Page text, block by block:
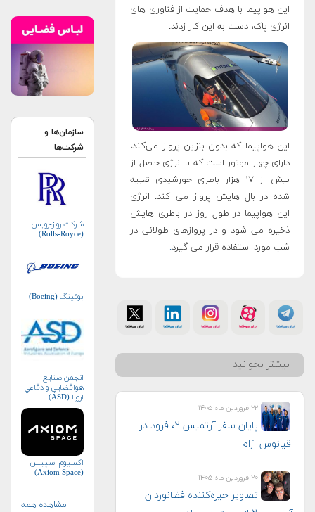
این هواپیما با هدف حمایت از فناوری های
انرژی پاک، دست به این کار زدند.
این هواپیما که بدون بنزین پرواز می‌کند،
دارای چهار موتور است که با انرژی حاصل از
بیش از ۱۷ هزار باطری خورشیدی تعبیه
شده در بال هایش پرواز می کند. انرژی
این هواپیما در طول روز در باطری هایش
ذخیره می شود و در پروازهای طولانی در
شب مورد استفاده قرار می گیرد.
بیشتر بخوانید
۲۲ فروردین ماه ۱۴۰۵
پایان سفر آرتمیس ۲، فرود در
اقیانوس آرام
۲۰ فروردین ماه ۱۴۰۵
تصاویر خیره‌کننده فضانوردان
سازمان‌ها و
شرکت‌ها
شرکت رولز-رویس
(Rolls-Royce)
بوئینگ (Boeing)
انجمن صنايع
هوافضايي و دفاعي
اروپا (ASD)
اکسیوم اسپیس
(Axiom Space)
مشاهده همه